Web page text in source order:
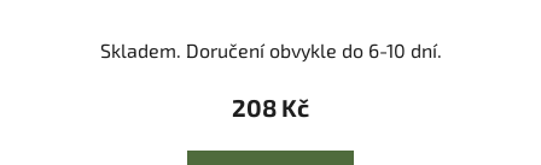
Skladem. Doručení obvykle do 6-10 dní.
208 Kč